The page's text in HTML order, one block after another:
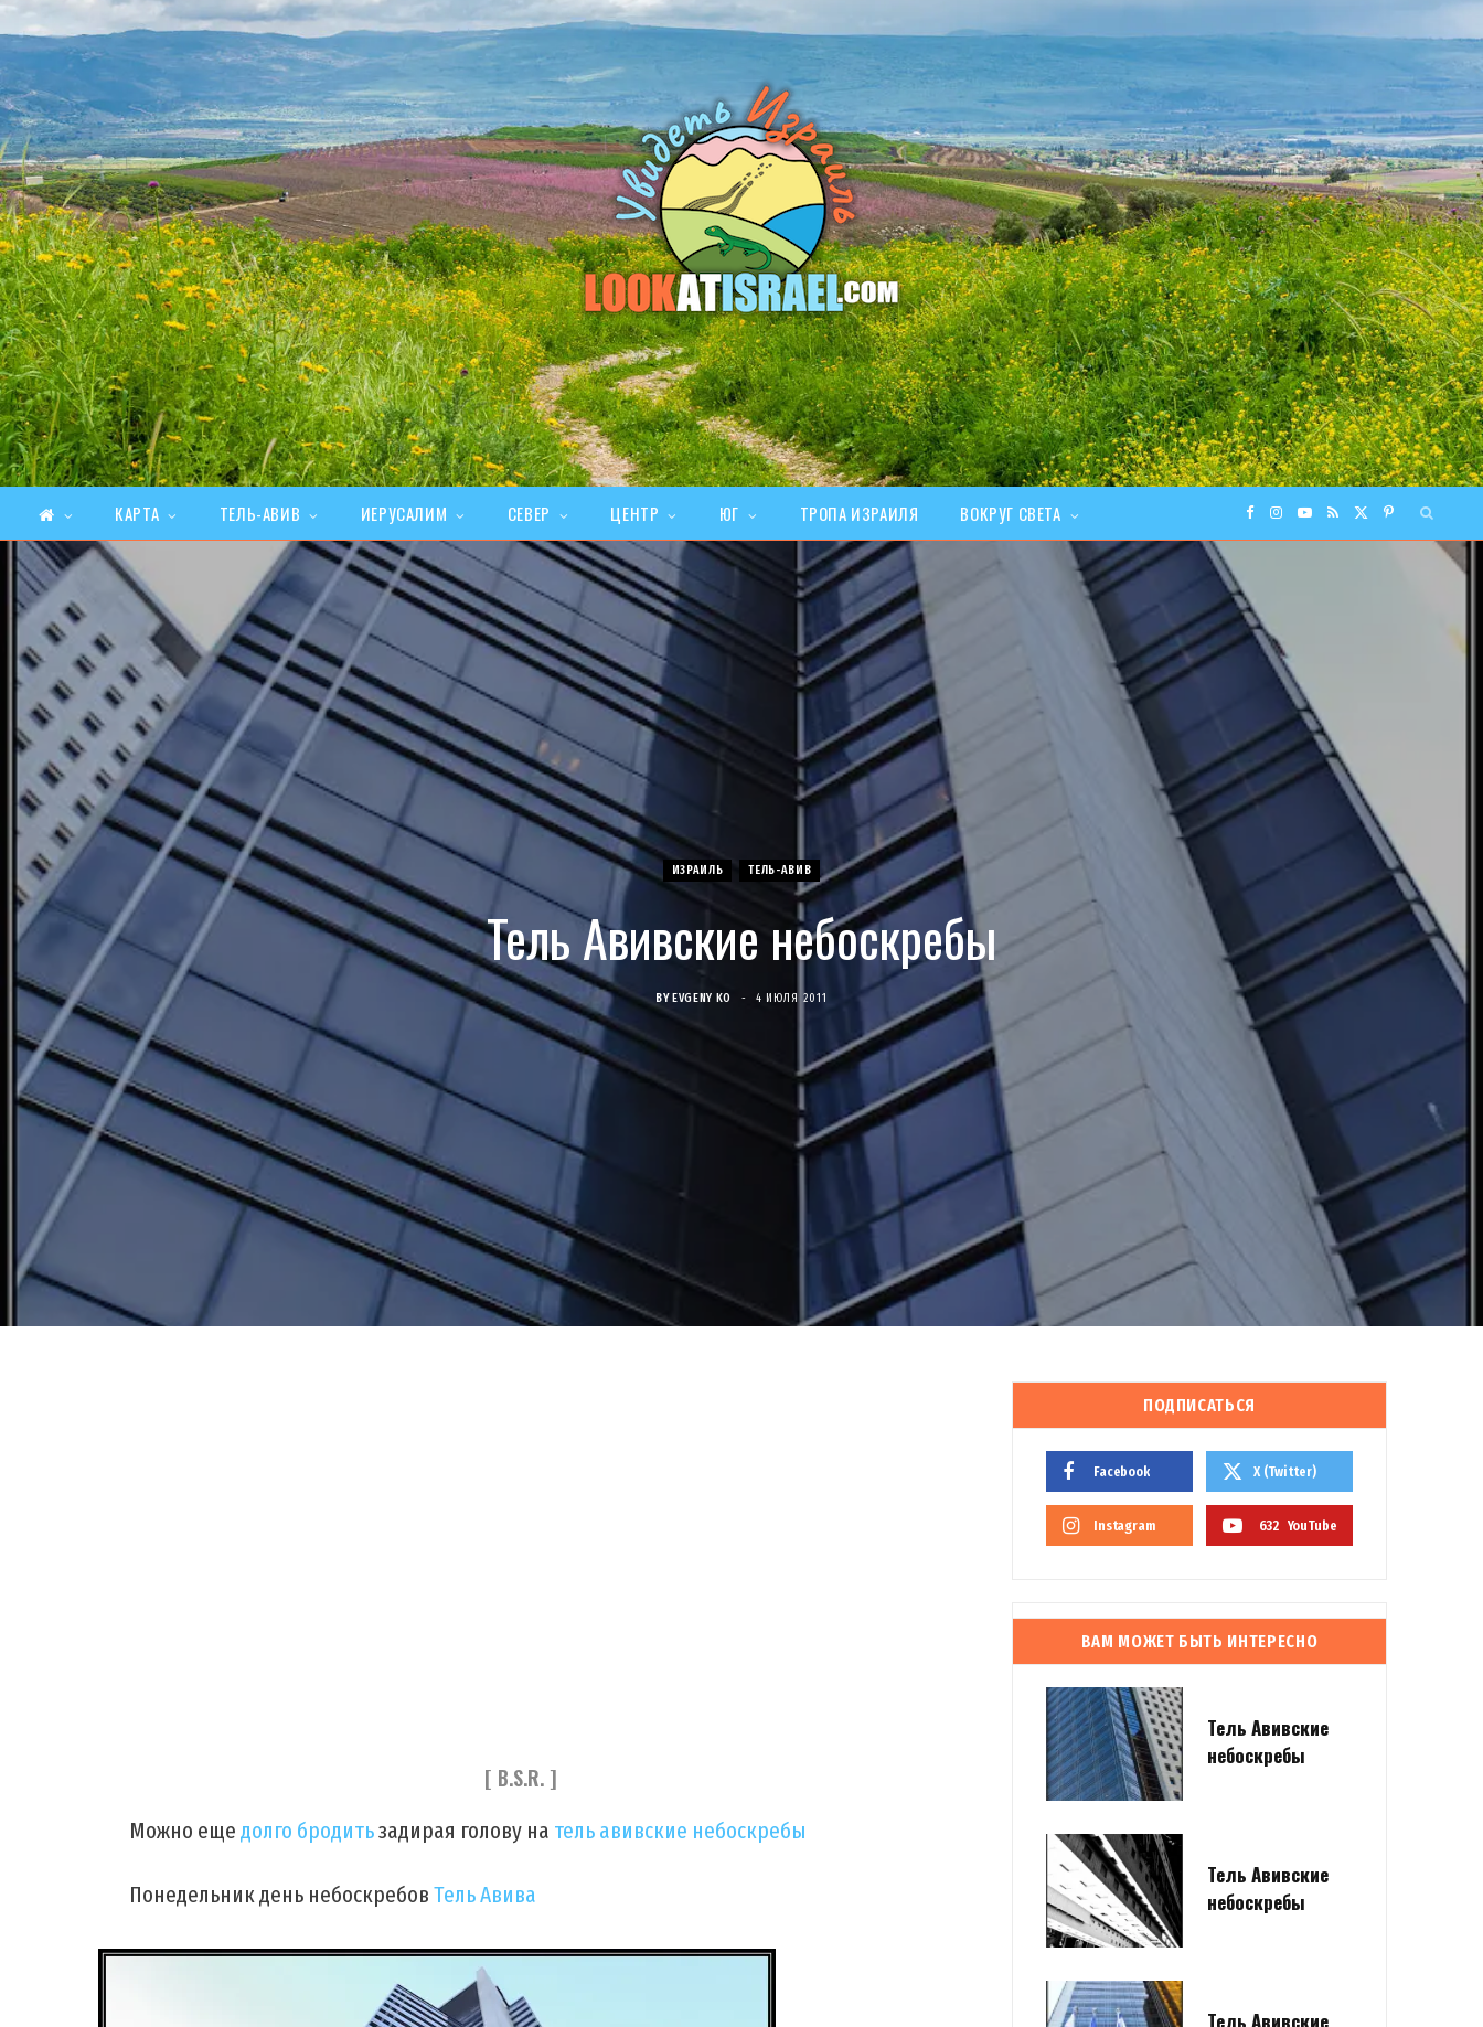
F
c
o
k
I
t
a
g
m
Y
u
b
R
t
e
r
P
s
КАРТА ТЕЛЬ-АВИВ ИЕРУСАЛИМ СЕВЕР ЦЕНТР ЮГ ТРОПА ИЗРАИЛЯ ВОКРУГ СВЕТА
ИЗРАИЛЬ ТЕЛЬ-АВИВ
Тель Авивские небоскребы
BY EVGENY KO 4 ИЮЛЯ 2011
[ B.S.R. ]
Можно ещедолго бродитьзадирая голову на тель авивские небоскребы
Понедельник день небоскребовТель Авива
ПОДПИСАТЬСЯ
Facebook X (Twitter)
Instagram 632 YouTube
ВАМ МОЖЕТ БЫТЬ ИНТЕРЕСНО
Тель Авивские
небоскребы
Тель Авивские
небоскребы
Тель Авивские